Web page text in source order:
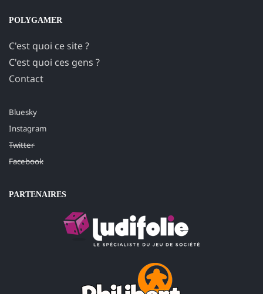
POLYGAMER
C'est quoi ce site ?
C'est quoi ces gens ?
Contact
Bluesky
Instagram
Twitter
Facebook
PARTENAIRES